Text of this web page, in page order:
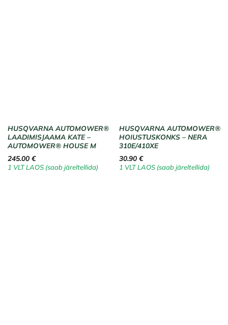
HUSQVARNA AUTOMOWER®
LAADIMISJAAMA KATE –
AUTOMOWER® HOUSE M
245.00 €
1 VLT LAOS (saab järeltellida)
HUSQVARNA AUTOMOWER®
HOIUSTUSKONKS – NERA
310E/410XE
30.90 €
1 VLT LAOS (saab järeltellida)